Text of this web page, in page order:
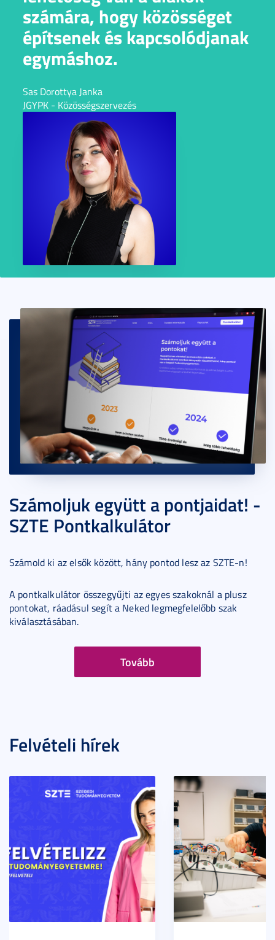
számára, hogy közösséget
építsenek és kapcsolódjanak
egymáshoz.
Sas Dorottya Janka
JGYPK - Közösségszervezés
Számoljuk együtt a pontjaidat! -
SZTE Pontkalkulátor
Számold ki az elsők között, hány pontod lesz az SZTE-n!
A pontkalkulátor összegyűjti az egyes szakoknál a plusz
pontokat, ráadásul segít a Neked legmegfelelőbb szak
kiválasztásában.
Tovább
Felvételi hírek